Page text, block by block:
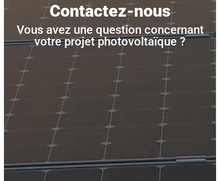
Contactez-nous
Vous avez une question concernant
votre projet photovoltaïque ?